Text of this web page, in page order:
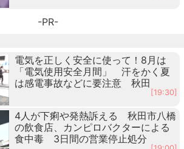
-PR-
電気を正しく安全に使って！8月は
「電気使用安全月間」 汗をかく夏
は感電事故などに要注意 秋田
[19:30]
4人が下痢や発熱訴える 秋田市八橋
の飲食店、カンピロバクターによる
食中毒 3日間の営業停止処分